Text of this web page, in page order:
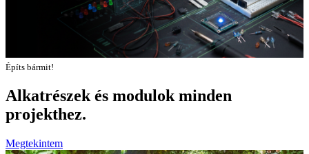
Építs bármit!
Alkatrészek és modulok minden
projekthez.
Megtekintem